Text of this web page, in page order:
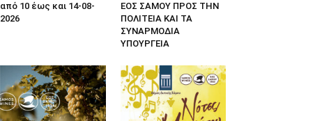
από 10 έως και 14-08-
2026
ΕΟΣ ΣΑΜΟΥ ΠΡΟΣ ΤΗΝ
ΠΟΛΙΤΕΙΑ ΚΑΙ ΤΑ
ΣΥΝΑΡΜΟΔΙΑ
ΥΠΟΥΡΓΕΙΑ